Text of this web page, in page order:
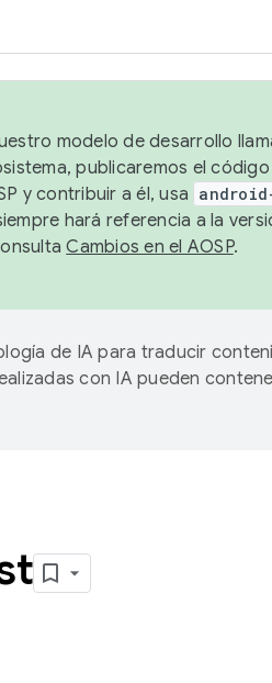
modelo de desarrollo
publicaremos el
y contribuir a él, usa
hará referencia a la
Cambios en el AOSP.
de IA para traducir
con IA pueden